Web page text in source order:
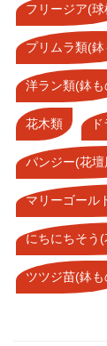
フリージア(球
プリムラ類(鉢
洋ラン類(鉢も
花木類
パンジー(花
マリーゴール
にちにちそう
ツツジ苗(鉢も